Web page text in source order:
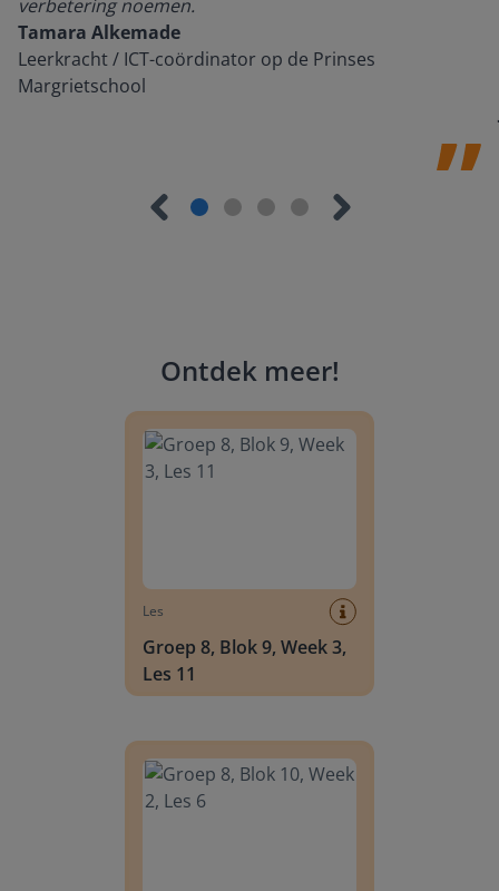
verbetering noemen.
Tamara Alkemade
Leerkracht / ICT-coördinator op de Prinses
Margrietschool
Ontdek meer!
Les
Groep 8, Blok 9, Week 3,
Les 11